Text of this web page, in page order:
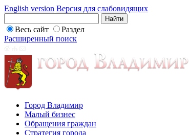
English version Версия для слабовидящих
Весь сайт
Раздел
Расширенный поиск
Город Владимир
Малый бизнес
Обращения граждан
Стратегия города